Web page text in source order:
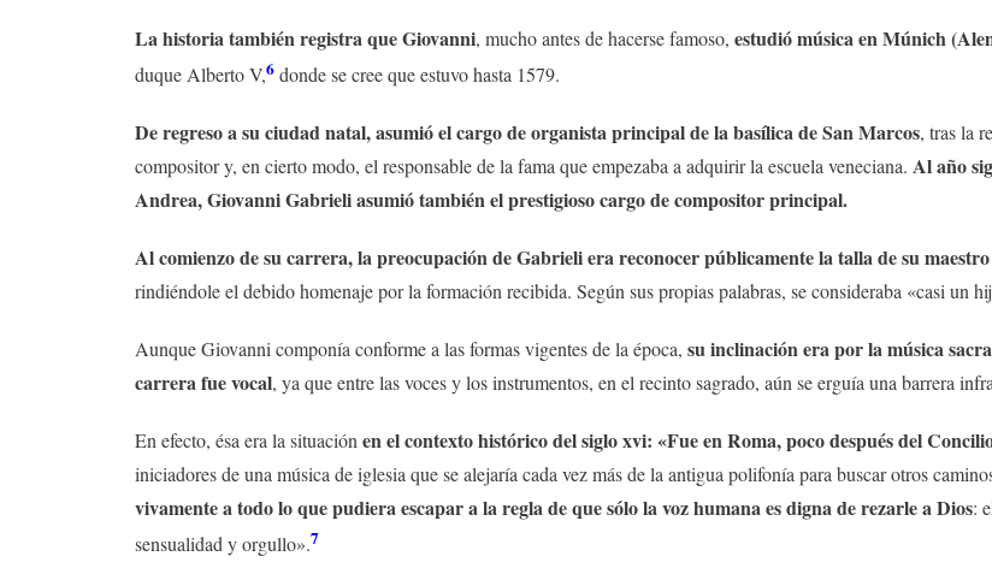
La historia también registra que Giovanni, mucho antes de hacerse famoso, estudió música en Múnich
duque Alberto V,6 donde se cree que estuvo hasta 1579.
De regreso a su ciudad natal, asumió el cargo de organista principal de la basílica de San Marcos, tras la
compositor y, en cierto modo, el responsable de la fama que empezaba a adquirir la escuela veneciana. Al año
Andrea, Giovanni Gabrieli asumió también el prestigioso cargo de compositor principal.
Al comienzo de su carrera, la preocupación de Gabrieli era reconocer públicamente la talla de su
rindiéndole el debido homenaje por la formación recibida. Según sus propias palabras, se consideraba «casi un
Aunque Giovanni componía conforme a las formas vigentes de la época, su inclinación era por la música
carrera fue vocal, ya que entre las voces y los instrumentos, en el recinto sagrado, aún se erguía una barrera
En efecto, ésa era la situación en el contexto histórico del siglo xvi: «Fue en Roma, poco después del
iniciadores de una música de iglesia que se alejaría cada vez más de la antigua polifonía para buscar otros
vivamente a todo lo que pudiera escapar a la regla de que sólo la voz humana es digna de rezarle a Dios:
sensualidad y orgullo».7